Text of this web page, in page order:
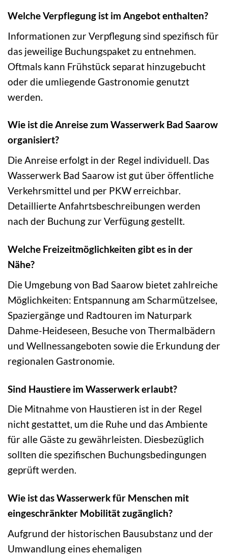
Welche Verpflegung ist im Angebot enthalten?
Informationen zur Verpflegung sind spezifisch für
das jeweilige Buchungspaket zu entnehmen.
Oftmals kann Frühstück separat hinzugebucht
oder die umliegende Gastronomie genutzt
werden.
Wie ist die Anreise zum Wasserwerk Bad Saarow
organisiert?
Die Anreise erfolgt in der Regel individuell. Das
Wasserwerk Bad Saarow ist gut über öffentliche
Verkehrsmittel und per PKW erreichbar.
Detaillierte Anfahrtsbeschreibungen werden
nach der Buchung zur Verfügung gestellt.
Welche Freizeitmöglichkeiten gibt es in der
Nähe?
Die Umgebung von Bad Saarow bietet zahlreiche
Möglichkeiten: Entspannung am Scharmützelsee,
Spaziergänge und Radtouren im Naturpark
Dahme-Heideseen, Besuche von Thermalbädern
und Wellnessangeboten sowie die Erkundung der
regionalen Gastronomie.
Sind Haustiere im Wasserwerk erlaubt?
Die Mitnahme von Haustieren ist in der Regel
nicht gestattet, um die Ruhe und das Ambiente
für alle Gäste zu gewährleisten. Diesbezüglich
sollten die spezifischen Buchungsbedingungen
geprüft werden.
Wie ist das Wasserwerk für Menschen mit
eingeschränkter Mobilität zugänglich?
Aufgrund der historischen Bausubstanz und der
Umwandlung eines ehemaligen